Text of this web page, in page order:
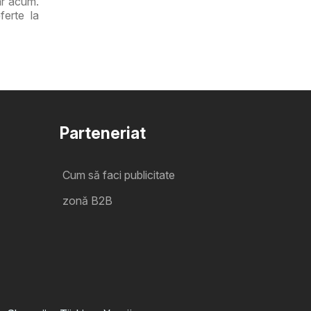
la
Parteneriat
Cum să faci publicitate
zonă B2B